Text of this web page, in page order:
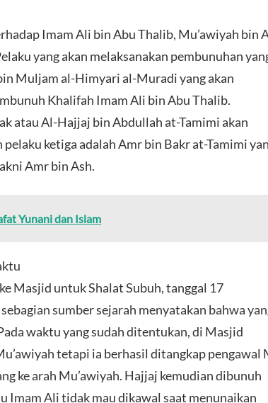
Imam Ali bin Abu Thalib, Mu’awiyah bin
yang akan melaksanakan pembunuhan
Muljam al-Himyari al-Muradi yang akan
Khalifah Imam Ali bin Abu Thalib.
atau Al-Hajjaj bin Abdullah at-Tamimi akan
ketiga adalah Amr bin Bakr at-Tamimi
Amr bin Ash.
Yunani dan Islam
Masjid untuk Shalat Subuh, tanggal 17
sumber sejarah menyatakan bahwa
waktu yang sudah ditentukan, di Masjid
tetapi ia berhasil ditangkap pengawal
ke arah Mu’awiyah. Hajjaj kemudian dibunuh
Imam Ali tidak mau dikawal saat menunaikan